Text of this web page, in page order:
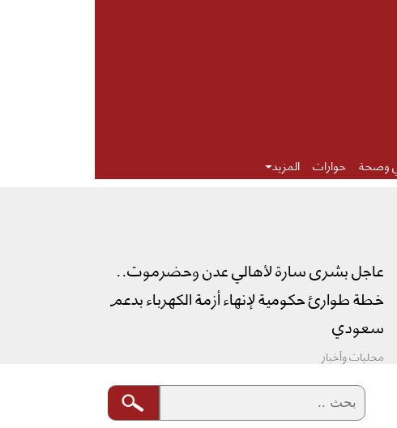
وصحة حوارات المزيد
عاجل بشرى سارة لأهالي عدن وحضرموت..
خطة طوارئ حكومية لإنهاء أزمة الكهرباء بدعم
سعودي
محليات وأخبار